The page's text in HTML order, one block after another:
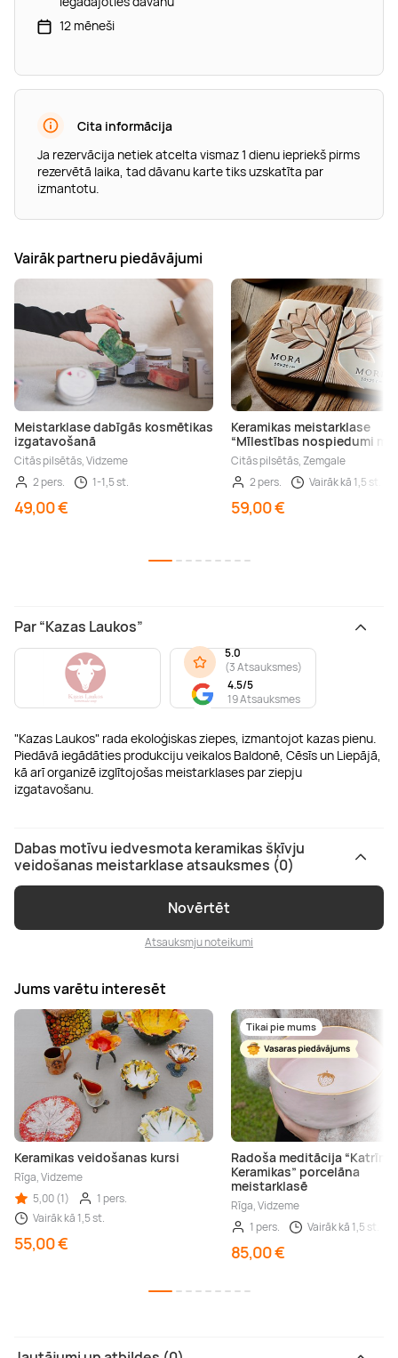
12 mēneši
Cita informācija
Ja rezervācija netiek atcelta vismaz 1 dienu iepriekš pirms
rezervētā laika, tad dāvanu karte tiks uzskatīta par
izmantotu.
Vairāk partneru piedāvājumi
Meistarklase dabīgās kosmētikas
izgatavošanā
Citās pilsētās, Vidzeme
2 pers.
1-1,5 st.
49,00 €
Keramikas meistarklase
“Mīlestības nospiedumi
Citās pilsētās, Zemgale
2 pers.
Vairāk kā 1,5 st.
59,00 €
Par “Kazas Laukos”
"Kazas Laukos" rada ekoloģiskas ziepes, izmantojot kazas pienu.
Piedāvā iegādāties produkciju veikalos Baldonē, Cēsīs un Liepājā,
kā arī organizē izglītojošas meistarklases par ziepju
izgatavošanu.
5.0
(3 Atsauksmes)
4.5/5
19 Atsauksmes
Dabas motīvu iedvesmota keramikas šķīvju
veidošanas meistarklase atsauksmes (0)
Novērtēt
Atsauksmju noteikumi
Jums varētu interesēt
Keramikas veidošanas kursi
Rīga, Vidzeme
5,00 (1)
1 pers.
Vairāk kā 1,5 st.
55,00 €
Tikai pie mums
Radoša meditācija
Keramikas” porcelāna
meistarklasē
Rīga, Vidzeme
1 pers.
Vairāk kā 1,5 st.
85,00 €